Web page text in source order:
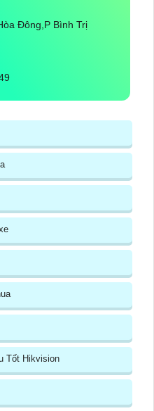
Đông,P Bình Trị
Tốt Hikvision